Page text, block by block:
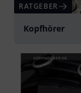
RATGEBER
Kopfhörer